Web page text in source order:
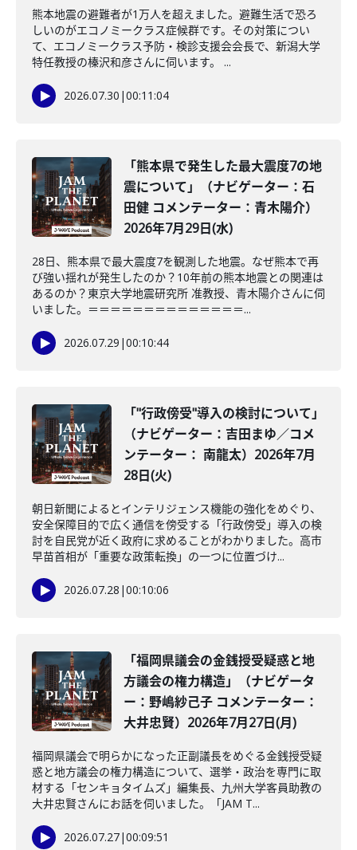
熊本地震の避難者が1万人を超えました。避難生活で恐ろ
しいのがエコノミークラス症候群です。その対策につい
て、エコノミークラス予防・検診支援会会長で、新潟大学
特任教授の榛沢和彦さんに伺います。 ...
2026.07.30 |00:11:04
「熊本県で発生した最大震度7の地
震について」（ナビゲーター：石
田健 コメンテーター：青木陽介）
2026年7月29日(水)
28日、熊本県で最大震度7を観測した地震。なぜ熊本で再
び強い揺れが発生したのか？10年前の熊本地震との関連は
あるのか？東京大学地震研究所 准教授、青木陽介さんに伺
いました。＝＝＝＝＝＝＝＝＝＝＝＝＝＝...
2026.07.29 |00:10:44
「"行政傍受"導入の検討について」
（ナビゲーター：吉田まゆ／コメ
ンテーター： 南龍太）2026年7月
28日(火)
朝日新聞によるとインテリジェンス機能の強化をめぐり、
安全保障目的で広く通信を傍受する「行政傍受」導入の検
討を自民党が近く政府に求めることがわかりました。高市
早苗首相が「重要な政策転換」の一つに位置づけ...
2026.07.28 |00:10:06
「福岡県議会の金銭授受疑惑と地
方議会の権力構造」（ナビゲータ
ー：野嶋紗己子 コメンテーター：
大井忠賢）2026年7月27日(月)
福岡県議会で明らかになった正副議長をめぐる金銭授受疑
惑と地方議会の権力構造について、選挙・政治を専門に取
材する「センキョタイムズ」編集長、九州大学客員助教の
大井忠賢さんにお話を伺いました。「JAM T...
2026.07.27|00:09:51